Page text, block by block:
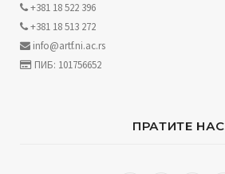
+381 18 522 396
+381 18 513 272
info@artf.ni.ac.rs
ПИБ: 101756652
ПРАТИТЕ НАС